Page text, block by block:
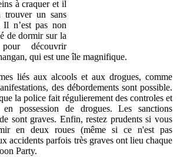
à craquer et il
trouver un sans
Il n’est pas non
de dormir sur la
découvrir
qui est une île magnifique.
liés aux alcools et aux drogues, comme
des débordements sont possible.
la police fait régulierement des controles et
possession de drogues. Les sanctions
sont graves. Enfin, restez prudents si vous
en deux roues (même si ce n'est pas
accidents parfois très graves ont lieu chaque
Party.